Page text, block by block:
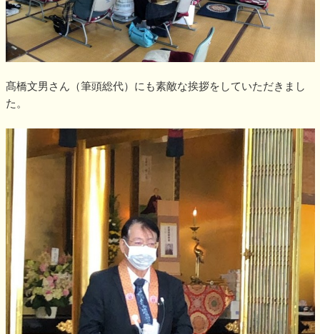
髙橋文男さん（筆頭総代）にも素敵な挨拶をしていただきまし
た。